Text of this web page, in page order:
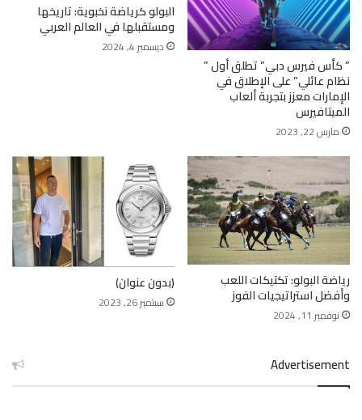
” كأس فيرس دبي” تطلق أول ”
نظام عائلي” على الإطلاق في
الإمارات معزز بتجربة ألعاب
الميتافيرس
مارس 22, 2023
البولو كرياضة نخبوية: تاريخها
ومستقبلها في العالم العربي
ديسمبر 4, 2024
رياضة البولو: تكتيكات اللعب
وأفضل استراتيجيات الفوز
نوفمبر 11, 2024
(بدون عنوان)
سبتمبر 26, 2023
Advertisement